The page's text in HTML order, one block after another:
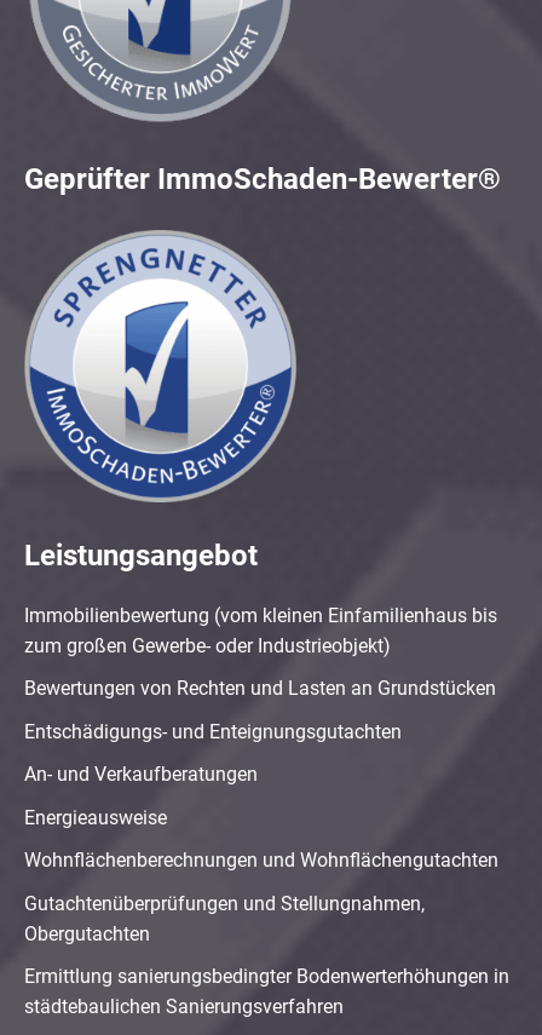
Geprüfter ImmoSchaden-Bewerter®
Leistungsangebot
Immobilienbewertung (vom kleinen Einfamilienhaus bis
zum großen Gewerbe- oder Industrieobjekt)
Bewertungen von Rechten und Lasten an Grundstücken
Entschädigungs- und Enteignungsgutachten
An- und Verkaufberatungen
Energieausweise
Wohnflächenberechnungen und Wohnflächengutachten
Gutachtenüberprüfungen und Stellungnahmen,
Obergutachten
Ermittlung sanierungsbedingter Bodenwerterhöhungen in
städtebaulichen Sanierungsverfahren